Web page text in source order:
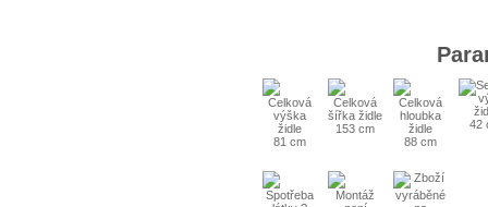
81 cm
153 cm
88 cm
42